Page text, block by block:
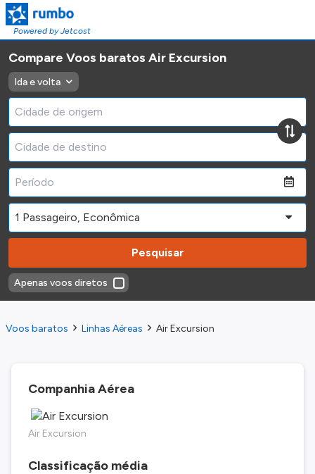
Powered by Jetcost
Compare Voos baratos Air Excursion
Ida e volta
Pesquisar
Apenas voos diretos
Voos baratos Linhas Aéreas Air Excursion
Companhia Aérea
Air Excursion
Classificação média